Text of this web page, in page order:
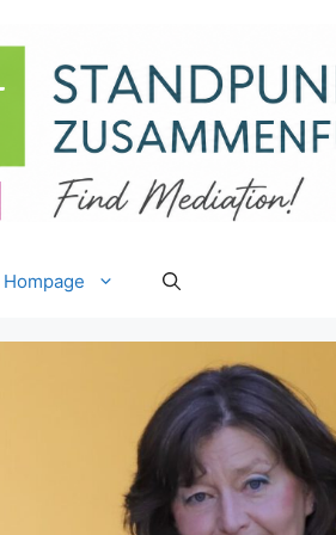
Hompage